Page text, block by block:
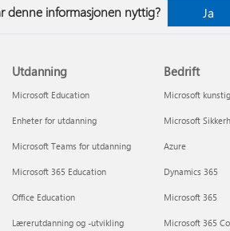
denne informasjonen nyttig? Ja
Utdanning
Microsoft Education
Enheter for utdanning
Microsoft Teams for utdanning
Microsoft 365 Education
Office Education
Lærerutdanning og -utvikling
Bedrift
Microsoft
Microsoft
Azure
Dynamics 365
Microsoft 365
Microsoft 365